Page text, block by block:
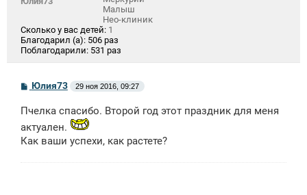
Малыш
Нео-клиник
Сколько у вас детей: 1
Благодарил (а): 506 раз
Поблагодарили: 531 раз
С
б
е
н
Юлия73 29 ноя 2016, 09:27
Пчелка спасибо. Второй год этот праздник для меня
актуален.
Как ваши успехи, как растете?